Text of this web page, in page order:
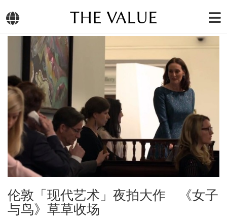
THE VALUE
伦敦「现代艺术」夜拍大作 《女子
与鸟》草草收场